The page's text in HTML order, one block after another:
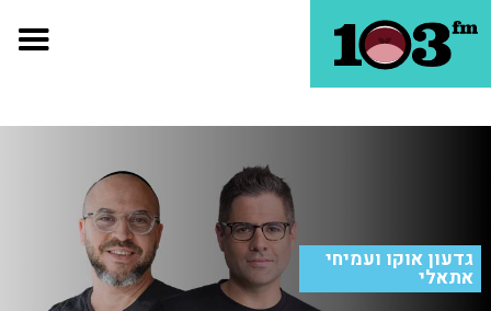
גדעון אוקו ועמיחי
אתאלי